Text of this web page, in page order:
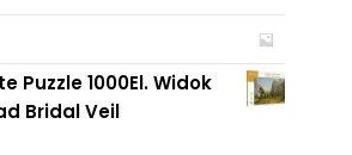
Puzzle 1000El. Widok
Bridal Veil